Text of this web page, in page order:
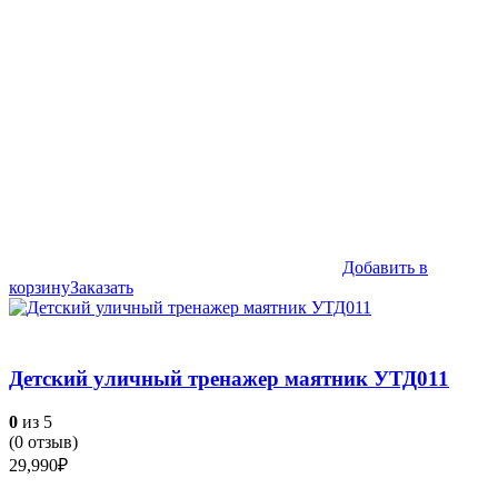
Добавить в
корзинуЗаказать
Детский уличный тренажер маятник УТД011
0 из 5
(0 отзыв)
29,990₽